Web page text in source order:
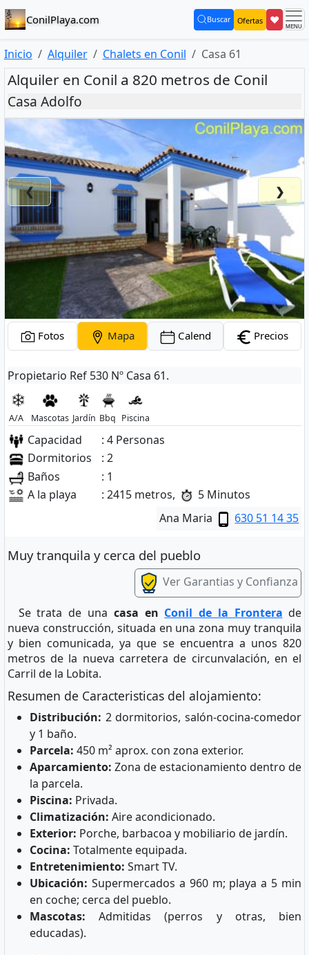
ConilPlaya.com Buscar
(current) Ofertas ❤
Inicio Alquiler Chalets en Conil Casa 61
Alquiler en Conil a 820 metros de Conil
Casa Adolfo
❮ ❯
Fotos Mapa Calend Precios
Propietario Ref 530 Nº Casa 61.
A/A Mascotas Jardín Bbq Piscina
Capacidad
: 4 Personas
Dormitorios
: 2
Baños
: 1
A la playa
: 2415 metros,
5 Minutos
Ana Maria
630 51 14 35
Muy tranquila y cerca del pueblo
Ver Garantias y Confianza
Se trata de una casa en Conil de la Frontera de
nueva construcción, situada en una zona muy tranquila
y bien comunicada, ya que se encuentra a unos 820
metros de la nueva carretera de circunvalación, en el
Carril de la Lobita.
Resumen de Caracteristicas del alojamiento:
Distribución: 2 dormitorios, salón-cocina-comedor
y 1 baño.
Parcela: 450 m² aprox. con zona exterior.
Aparcamiento: Zona de estacionamiento dentro de
la parcela.
Piscina: Privada.
Climatización: Aire acondicionado.
Exterior: Porche, barbacoa y mobiliario de jardín.
Cocina: Totalmente equipada.
Entretenimiento: Smart TV.
Ubicación: Supermercados a 960 m; playa a 5 min
en coche; cerca del pueblo.
Mascotas: Admitidas (perros y otras, bien
educadas).